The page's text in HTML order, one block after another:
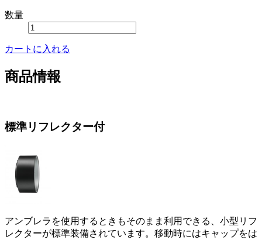
数量
カートに入れる
商品情報
標準リフレクター付
アンブレラを使用するときもそのまま利用できる、小型リフ
レクターが標準装備されています。移動時にはキャップをは